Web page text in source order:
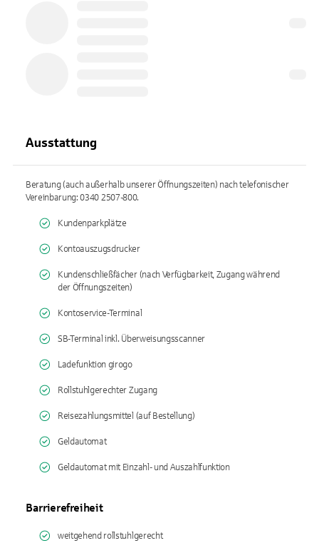
Ausstattung
Beratung (auch außerhalb unserer Öffnungszeiten) nach telefonischer
Vereinbarung: 0340 2507-800.
Kundenparkplätze
Kontoauszugsdrucker
Kundenschließfächer (nach Verfügbarkeit, Zugang während
der Öffnungszeiten)
Kontoservice-Terminal
SB-Terminal inkl. Überweisungsscanner
Ladefunktion girogo
Rollstuhlgerechter Zugang
Reisezahlungsmittel (auf Bestellung)
Geldautomat
Geldautomat mit Einzahl- und Auszahlfunktion
Barrierefreiheit
weitgehend rollstuhlgerecht